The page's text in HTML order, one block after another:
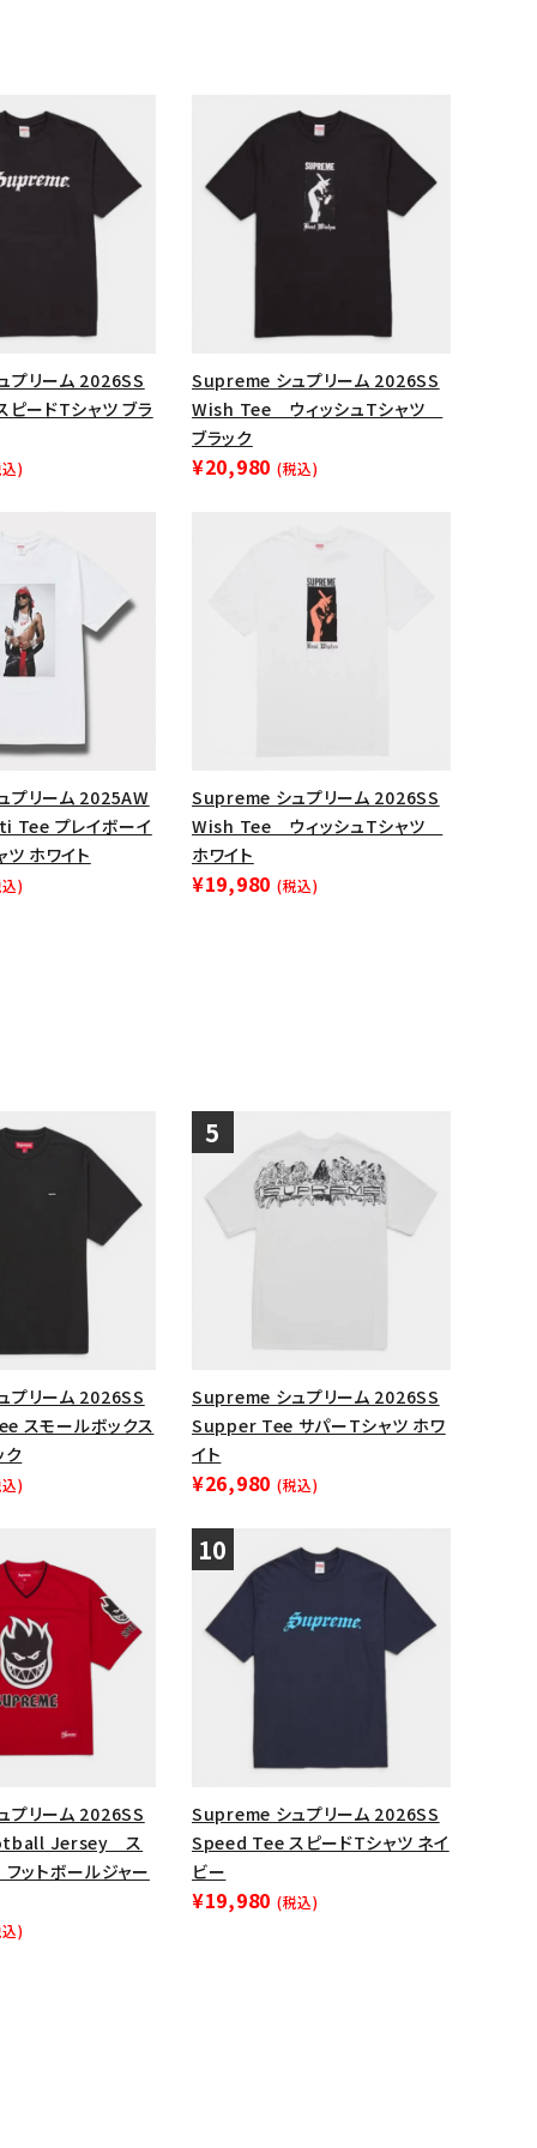
ンドから探す
ー・ウエストバッグ
プリーム 2026SS
ードTシャツ ブラ
)
Supreme シュプリーム 2026SS
Wish Tee ウィッシュTシャツ
ブラック
¥20,980 (税込)
プリーム 2025AW
プレイボーイ
ホワイト
)
Supreme シュプリーム 2026SS
Wish Tee ウィッシュTシャツ
ホワイト
¥19,980 (税込)
プリーム 2026SS
スモールボックス
ク
)
Supreme シュプリーム 2026SS
Supper Tee サパーTシャツ ホワ
イト
¥26,980 (税込)
プリーム 2026SS
Jersey ス
フットボールジャー
)
Supreme シュプリーム 2026SS
Speed Tee スピードTシャツ ネイ
ビー
¥19,980 (税込)